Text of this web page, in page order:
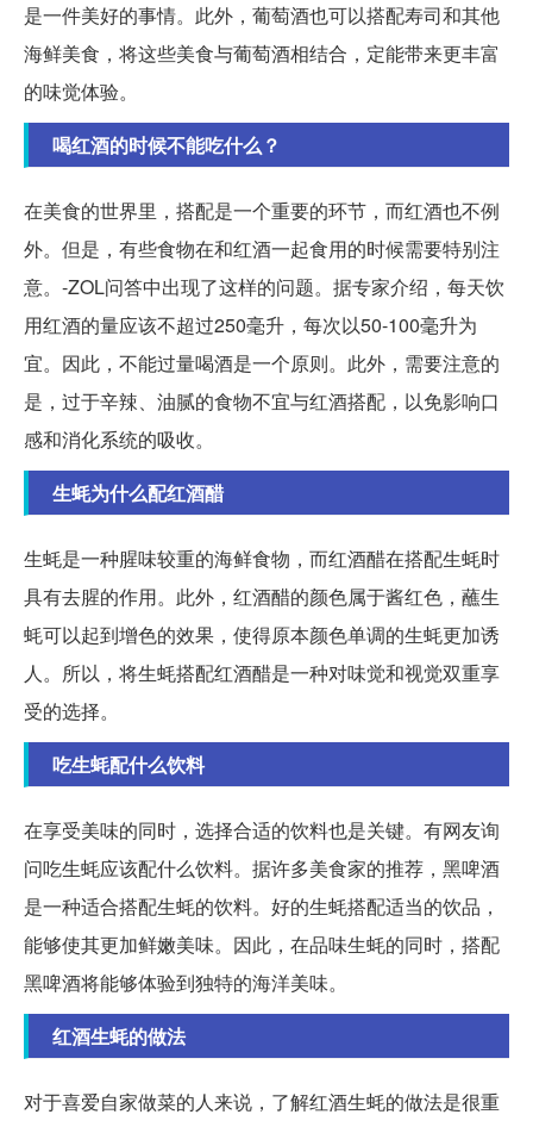
是一件美好的事情。此外，葡萄酒也可以搭配寿司和其他
海鲜美食，将这些美食与葡萄酒相结合，定能带来更丰富
的味觉体验。
喝红酒的时候不能吃什么？
在美食的世界里，搭配是一个重要的环节，而红酒也不例
外。但是，有些食物在和红酒一起食用的时候需要特别注
意。-ZOL问答中出现了这样的问题。据专家介绍，每天饮
用红酒的量应该不超过250毫升，每次以50-100毫升为
宜。因此，不能过量喝酒是一个原则。此外，需要注意的
是，过于辛辣、油腻的食物不宜与红酒搭配，以免影响口
感和消化系统的吸收。
生蚝为什么配红酒醋
生蚝是一种腥味较重的海鲜食物，而红酒醋在搭配生蚝时
具有去腥的作用。此外，红酒醋的颜色属于酱红色，蘸生
蚝可以起到增色的效果，使得原本颜色单调的生蚝更加诱
人。所以，将生蚝搭配红酒醋是一种对味觉和视觉双重享
受的选择。
吃生蚝配什么饮料
在享受美味的同时，选择合适的饮料也是关键。有网友询
问吃生蚝应该配什么饮料。据许多美食家的推荐，黑啤酒
是一种适合搭配生蚝的饮料。好的生蚝搭配适当的饮品，
能够使其更加鲜嫩美味。因此，在品味生蚝的同时，搭配
黑啤酒将能够体验到独特的海洋美味。
红酒生蚝的做法
对于喜爱自家做菜的人来说，了解红酒生蚝的做法是很重